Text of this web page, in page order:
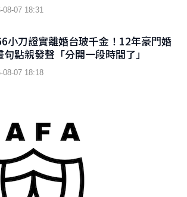
08-07 18:31
小刀證實離婚台玻千金！12年豪門婚
句點親發聲「分開一段時間了」
08-07 18:18